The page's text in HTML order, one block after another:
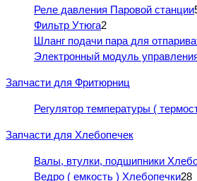
Реле давления Паровой станции
Фильтр Утюга2
Шланг подачи пара для
Электронный модуль
Запчасти для Фритюрниц
Регулятор температуры (
Запчасти для Хлебопечек
Валы, втулки, подшипники
Ведро ( емкость ) Хлебопечки28